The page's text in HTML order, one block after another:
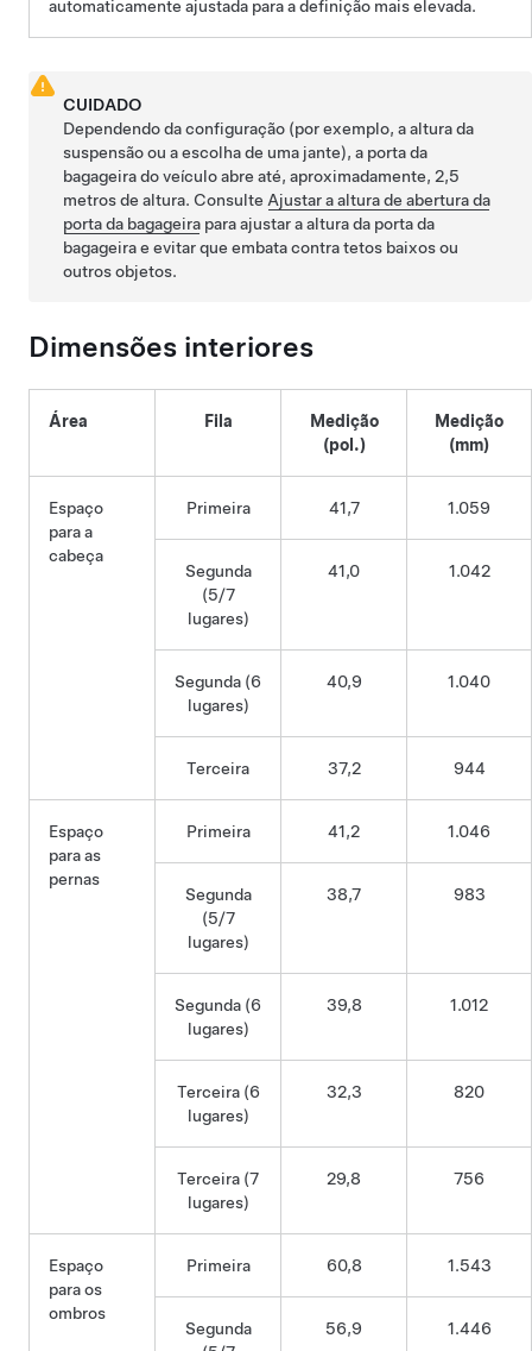
automaticamente ajustada para a definição mais elevada.
CUIDADO
Dependendo da configuração (por exemplo, a altura da
suspensão ou a escolha de uma jante), a porta da
bagageira do veículo abre até, aproximadamente,2,5
metrosde altura. Consulte Ajustar a altura de abertura da
porta da bagageira para ajustar a altura da porta da
bagageira e evitar que embata contra tetos baixos ou
outros objetos.
Dimensões interiores
Área Fila
Medição
(pol.)
Medição
(mm)
Espaço
para a
cabeça
Primeira 41,7 1.059
Segunda
(5/7
lugares)
41,0 1.042
Segunda (6
lugares)
40,9 1.040
Terceira 37,2 944
Espaço
para as
pernas
Primeira 41,2 1.046
Segunda
(5/7
lugares)
38,7 983
Segunda (6
lugares)
39,8 1.012
Terceira (6
lugares)
32,3 820
Terceira (7
lugares)
29,8 756
Espaço
para os
ombros
Primeira 60,8 1.543
Segunda
56,9 1.446